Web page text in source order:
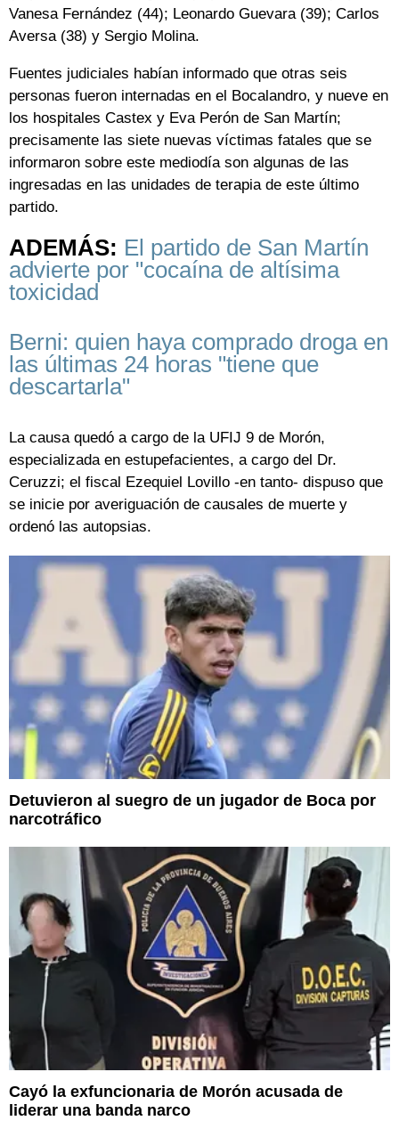
Vanesa Fernández (44); Leonardo Guevara (39); Carlos
Aversa (38) y Sergio Molina.
Fuentes judiciales habían informado que otras seis
personas fueron internadas en el Bocalandro, y nueve en
los hospitales Castex y Eva Perón de San Martín;
precisamente las siete nuevas víctimas fatales que se
informaron sobre este mediodía son algunas de las
ingresadas en las unidades de terapia de este último
partido.
ADEMÁS: El partido de San Martín
advierte por "cocaína de altísima
toxicidad
Berni: quien haya comprado droga en
las últimas 24 horas "tiene que
descartarla"
La causa quedó a cargo de la UFIJ 9 de Morón,
especializada en estupefacientes, a cargo del Dr.
Ceruzzi; el fiscal Ezequiel Lovillo -en tanto- dispuso que
se inicie por averiguación de causales de muerte y
ordenó las autopsias.
Detuvieron al suegro de un jugador de Boca por
narcotráfico
Cayó la exfuncionaria de Morón acusada de
liderar una banda narco